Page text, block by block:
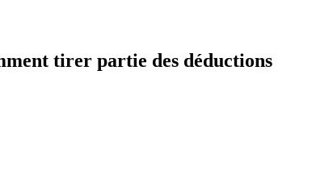
tirer partie des déductions